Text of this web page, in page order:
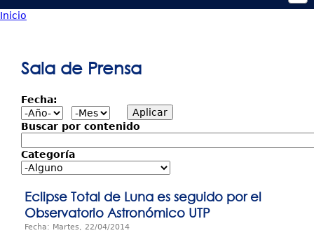
Tropical
Principal
Personal
Publicaciones
Investigación y Desarrollo
Extensión
Laboratorios
está
Inicio
Sala de Prensa
Fecha:
Buscar por contenido
Categoría
Eclipse Total de Luna es seguido por el
Observatorio Astronómico UTP
Fecha: Martes, 22/04/2014